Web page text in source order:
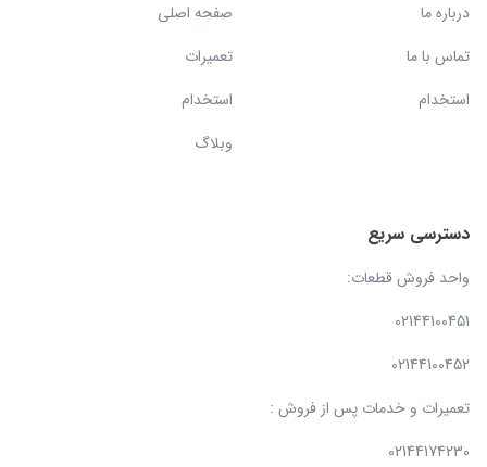
درباره ما
تماس با ما
استخدام
صفحه اصلی
تعمیرات
استخدام
وبلاگ
دسترسی سریع
واحد فروش قطعات:
02144100451
02144100452
تعمیرات و خدمات پس از فروش :
02144174230